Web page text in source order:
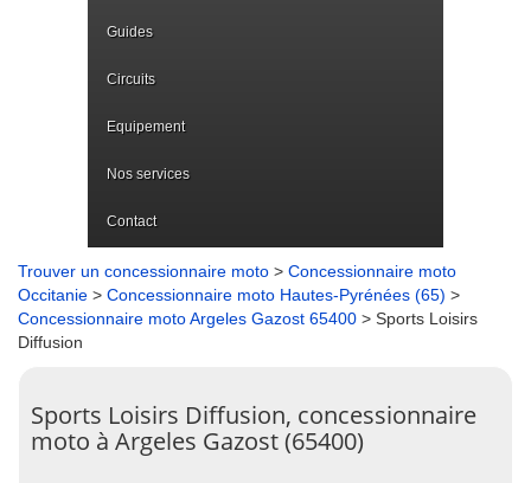
Guides
Circuits
Equipement
Nos services
Contact
Trouver un concessionnaire moto > Concessionnaire moto
Occitanie > Concessionnaire moto Hautes-Pyrénées (65) >
Concessionnaire moto Argeles Gazost 65400 > Sports Loisirs
Diffusion
Sports Loisirs Diffusion, concessionnaire
moto à Argeles Gazost (65400)